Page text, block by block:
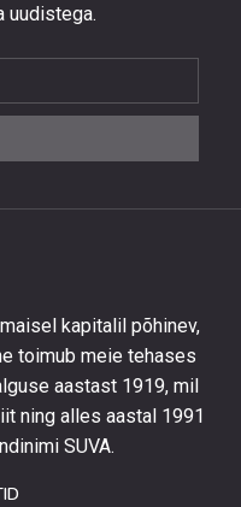
uudistega.
kapitalil põhinev,
toimub meie tehases
aastast 1919, mil
ning alles aastal 1991
SUVA.